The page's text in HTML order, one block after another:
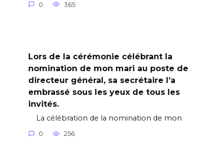
0 365
Lors de la cérémonie célébrant la
nomination de mon mari au poste de
directeur général, sa secrétaire l’a
embrassé sous les yeux de tous les
invités.
La célébration de la nomination de mon
0 256